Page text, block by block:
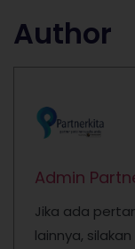
Author
Admin
Jika ada
lainnya,